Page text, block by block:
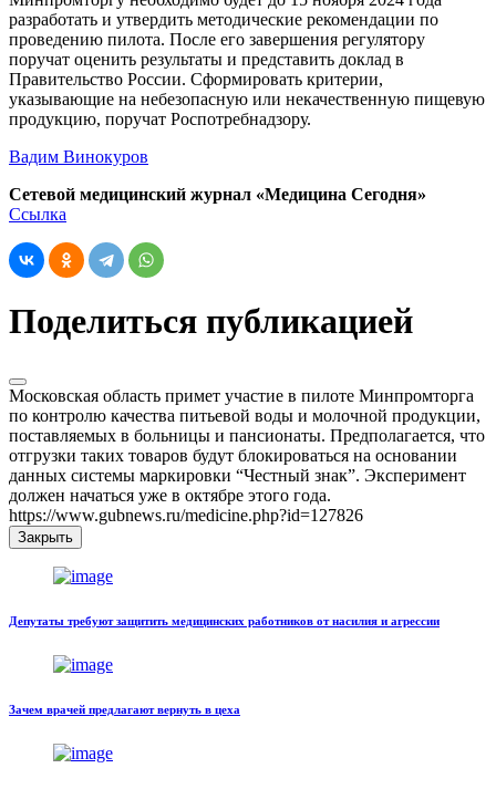
разработать и утвердить методические рекомендации по
проведению пилота. После его завершения регулятору
поручат оценить результаты и представить доклад в
Правительство России. Сформировать критерии,
указывающие на небезопасную или некачественную пищевую
продукцию, поручат Роспотребнадзору.
Вадим Винокуров
Сетевой медицинский журнал «Медицина Сегодня»
Ссылка
Поделиться публикацией
Московская область примет участие в пилоте Минпромторга
по контролю качества питьевой воды и молочной продукции,
поставляемых в больницы и пансионаты. Предполагается, что
отгрузки таких товаров будут блокироваться на основании
данных системы маркировки “Честный знак”. Эксперимент
должен начаться уже в октябре этого года.
https://www.gubnews.ru/medicine.php?id=127826
Закрыть
Депутаты требуют защитить медицинских работников от насилия и агрессии
Зачем врачей предлагают вернуть в цеха